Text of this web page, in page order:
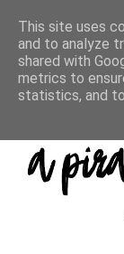
This site uses
and to analyze
shared with
metrics to
statistics, and